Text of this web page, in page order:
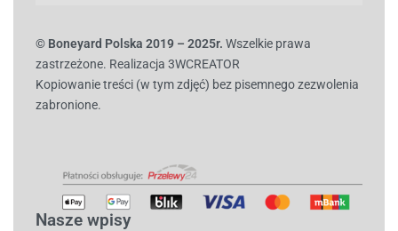
© Boneyard Polska 2019 – 2025r. Wszelkie prawa
zastrzeżone. Realizacja 3WCREATOR
Kopiowanie treści (w tym zdjęć) bez pisemnego zezwolenia
zabronione.
Nasze wpisy